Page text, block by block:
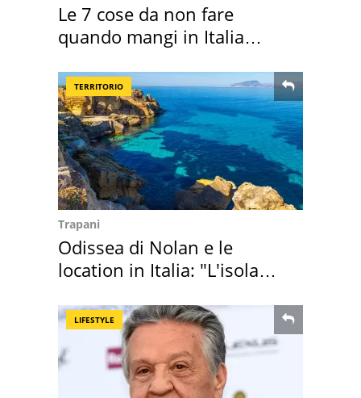
Le 7 cose da non fare
quando mangi in Italia
TERRITORIO
Trapani
Odissea di Nolan e le
location in Italia: "L'isola
LIFESTYLE